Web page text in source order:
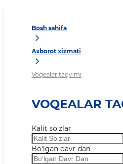
Bosh sahifa
Axborot xizmati
Voqealar taqvimi
VOQEALAR
Kalit so‘zlar
Bo‘lgan davr dan